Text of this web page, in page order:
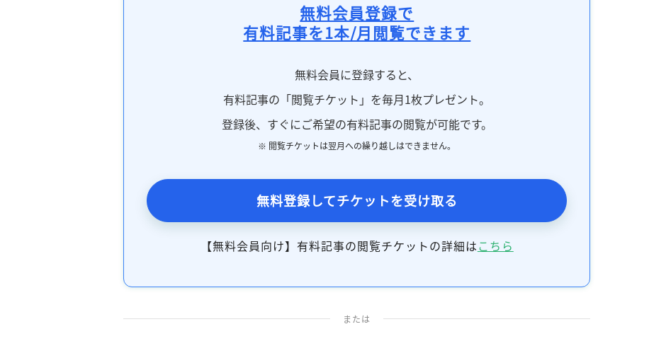
無料会員登録で
有料記事を1本/月閲覧できます
無料会員に登録すると、
有料記事の「閲覧チケット」を毎月1枚プレゼント。
登録後、すぐにご希望の有料記事の閲覧が可能です。
※ 閲覧チケットは翌月への繰り越しはできません。
無料登録してチケットを受け取る
【無料会員向け】有料記事の閲覧チケットの詳細はこちら
または